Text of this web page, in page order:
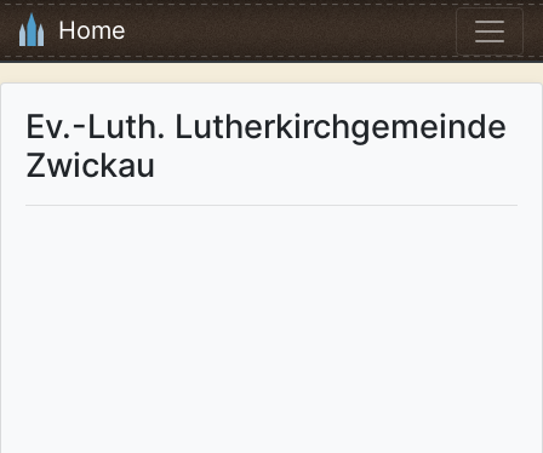
Home
Ev.-Luth. Lutherkirchgemeinde
Zwickau